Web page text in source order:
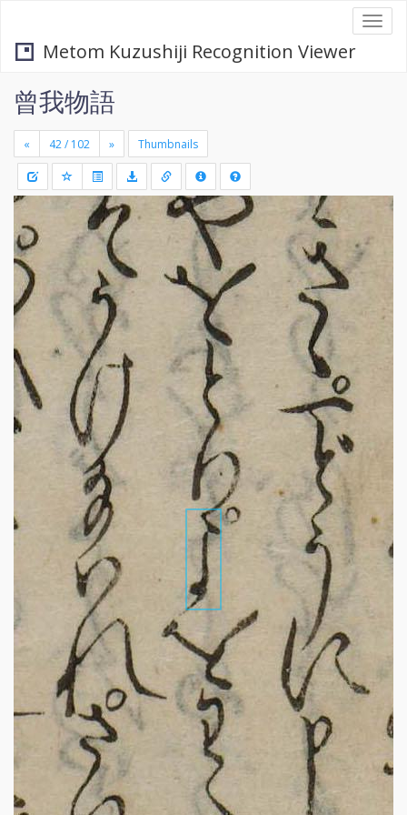
Metom Kuzushiji Recognition Viewer
曾我物語
« » Thumbnails
+
-
a